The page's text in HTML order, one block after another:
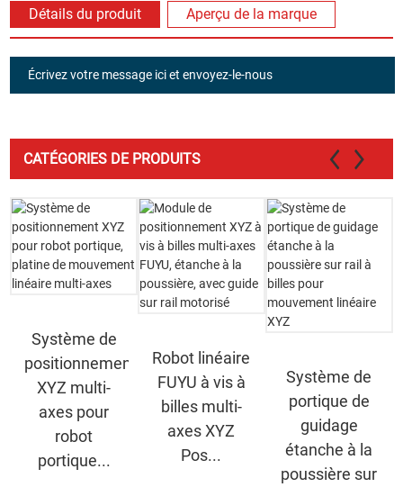
Détails du produit Aperçu de la marque
Écrivez votre message ici et envoyez-le-nous
CATÉGORIES DE PRODUITS
Système de
positionnement
XYZ multi-
axes pour
robot
portique...
Robot linéaire
FUYU à vis à
billes multi-
axes XYZ
Pos...
Système de
portique de
guidage
étanche à la
poussière sur